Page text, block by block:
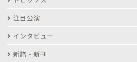
注目公演
インタビュー
新譜・新刊